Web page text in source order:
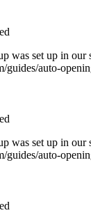
was set up in our
guides/auto-
was set up in our
guides/auto-